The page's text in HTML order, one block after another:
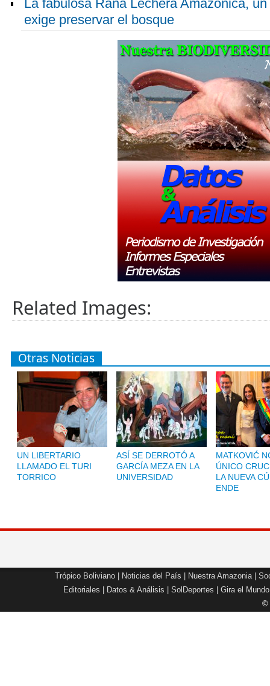
La fabulosa Rana Lechera Amazónica,
exige preservar el bosque
Related Images:
Otras Noticias
UN LIBERTARIO
LLAMADO EL TURI
TORRICO
ASÍ SE DERROTÓ A
GARCÍA MEZA EN LA
UNIVERSIDAD
MATKOVIĆ
ÚNICO
LA NUEVA
ENDE
Trópico Boliviano Noticias del País Nuestra Amazonia|
Editoriales
Datos & Análisis SolDeportes Gira el Mundo
©